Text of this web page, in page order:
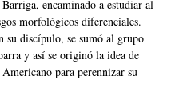
encaminado a estudiar al
morfológicos diferenciales.
su discípulo, se sumó al grupo
y así se originó la idea de
para perennizar su